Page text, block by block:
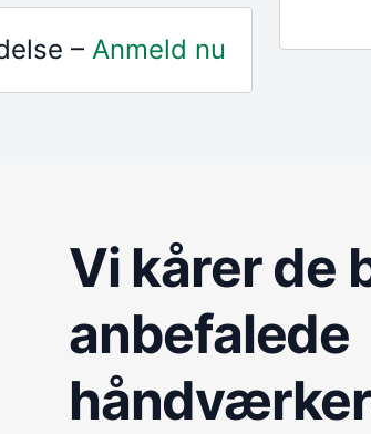
– Anmeld nu
Vi kårer de
anbefalede